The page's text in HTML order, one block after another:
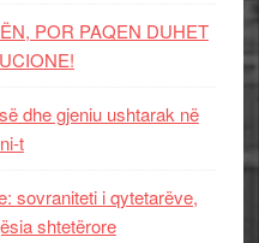
POR PAQEN DUHET
dhe gjeniu ushtarak në
t
sovraniteti i qytetarëve,
shtetërore